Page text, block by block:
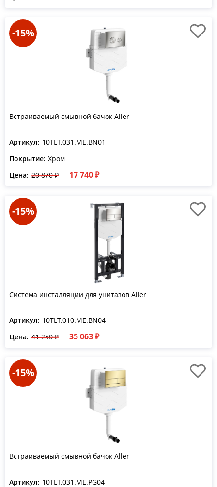
-15%
Встраиваемый смывной бачок Aller
Артикул: 10TLT.031.ME.BN01
Покрытие: Хром
Цена: 20 870 ₽ 17 740 ₽
-15%
Система инсталляции для унитазов Aller
Артикул: 10TLT.010.ME.BN04
Цена: 41 250 ₽ 35 063 ₽
-15%
Встраиваемый смывной бачок Aller
Артикул: 10TLT.031.ME.PG04